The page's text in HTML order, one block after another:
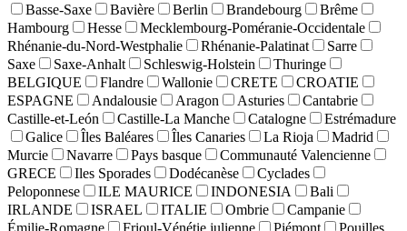
Basse-Saxe
Bavière Berlin Brandebourg
Brême
Hambourg
Hesse
Mecklembourg-Poméranie-Occidentale
Rhénanie-du-Nord-Westphalie
Rhénanie-Palatinat
Sarre
Saxe
Saxe-Anhalt Schleswig-Holstein
Thuringe
BELGIQUE
Flandre Wallonie CRETE
CROATIE
ESPAGNE
Andalousie Aragon Asturies
Cantabrie
Castille-et-León
Castille-La Manche Catalogne
Estrémadure
Galice
Îles Baléares Îles Canaries La Rioja
Madrid
Murcie
Navarre Pays basque
Communauté Valencienne
GRECE
Iles Sporades Dodécanèse
Cyclades
Peloponnese
ILE MAURICE INDONESIA
Bali
IRLANDE
ISRAEL ITALIE Ombrie
Campanie
Émilie-Romagne
Frioul-Vénétie julienne Piémont
Pouilles